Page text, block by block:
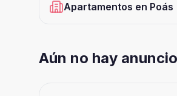
Apartamentos en Poás
Aún no hay